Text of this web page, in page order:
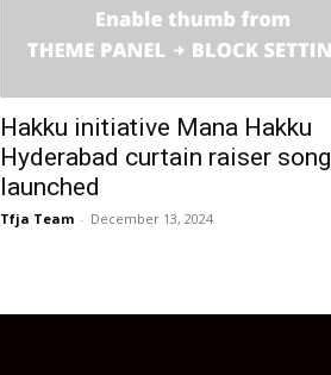
Hakku initiative Mana Hakku
Hyderabad curtain raiser song
launched
Tfja Team - December 13, 2024